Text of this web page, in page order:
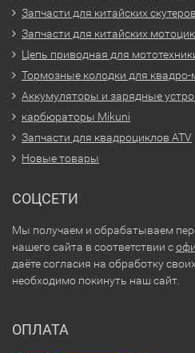
Запчасти для китайских скутеров
Запчасти для китайских
Цепь приводная для
Тормозные колодки для квадро-
Аккумуляторы и зарядные
карбюраторы Mikuni
Запчасти для квадроциклов ATV
Новые товары
СОЦСЕТИ
Мы получаем и обрабатываем
нашего сайта в соответствии с
даёте согласия на обработку
необходимо покинуть наш сайт.
ОПЛАТА